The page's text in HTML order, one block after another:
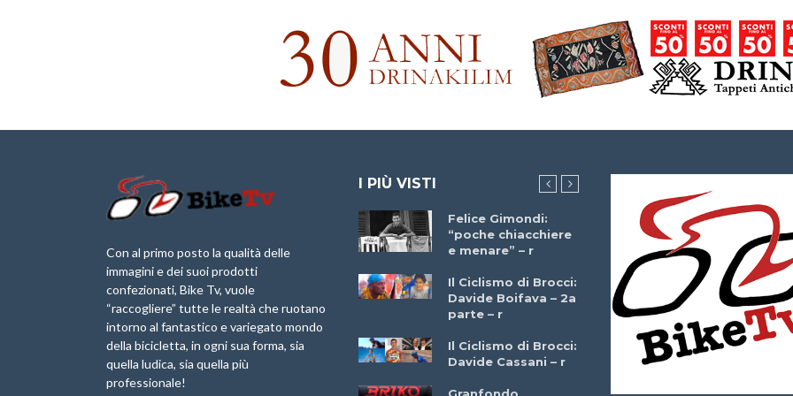
Con al primo posto la qualità delle
immagini e dei suoi prodotti
confezionati, Bike Tv, vuole
“raccogliere” tutte le realtà che ruotano
intorno al fantastico e variegato mondo
della bicicletta, in ogni sua forma, sia
quella ludica, sia quella più
professionale!
I PIÙ VISTI
Briko Torino – 11
Maggio 2025 – r
Minerva Edizioni e
Marathon 2025”
IX Ed. “Tra
Borghi&Castelli” –
Anteprima
1a Edizione
Granfondo
Felice Gimondi:
“poche chiacchiere
e menare” – r
Il Ciclismo di Brocci:
Davide Boifava – 2a
parte – r
Il Ciclismo di Brocci:
Davide Cassani – r
Brocci Incontra
Giuseppe Martinelli
– r
Che cos’è il
triathlon? Con
Simone Diamantini
– r